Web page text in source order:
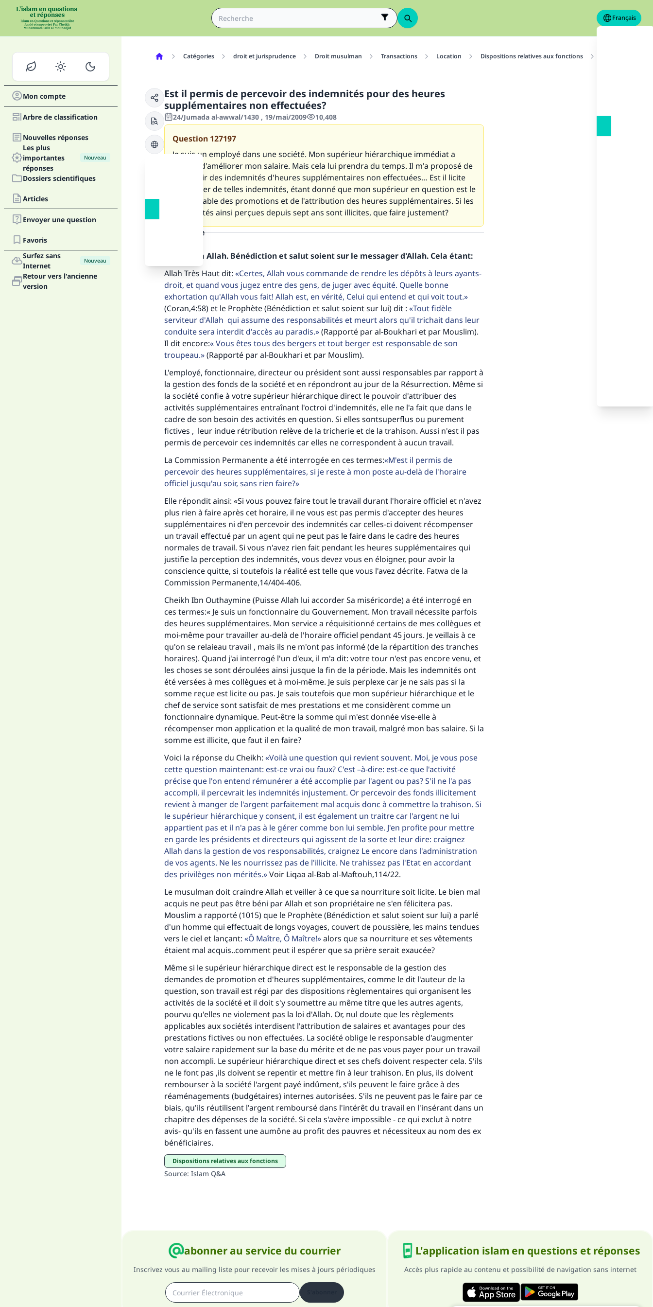
Français
Mon compte
Arbre de classification
Nouvelles réponses
Les plus
importantes
réponses
Nouveau
Dossiers scientifiques
Articles
Envoyer une question
Favoris
Surfez sans
Internet
Nouveau
Retour vers l'ancienne
version
Catégories droit et jurisprudence Droit musulman Transactions Location Dispositions relatives aux fonctions
Est il permis de percevoir des indemnités pour des heures
supplémentaires non effectuées?
24/Jumada al-awwal/1430 , 19/mai/2009 10,408
Question 127197
Je suis un employé dans une société. Mon supérieur hiérarchique immédiat a
promis d'améliorer mon salaire. Mais cela lui prendra du temps. Il m'a proposé de
percevoir des indemnités d'heures supplémentaires non effectuées… Est il licite
d'accepter de telles indemnités, étant donné que mon supérieur en question est le
responsable des promotions et de l'attribution des heures supplémentaires. Si les
indemnités ainsi perçues depuis sept ans sont illicites, que faire justement?
la réponse
Louange à Allah. Bénédiction et salut soient sur le messager d'Allah. Cela étant:
Allah Très Haut dit:
Certes, Allah vous commande de rendre les dépôts à leurs ayants-
droit, et quand vous jugez entre des gens, de juger avec équité. Quelle bonne
exhortation qu'Allah vous fait! Allah est, en vérité, Celui qui entend et qui voit tout.
(Coran,4:58) et le Prophète (Bénédiction et salut soient sur lui) dit : Tout fidèle
serviteur d'Allah qui assume des responsabilités et meurt alors qu'il trichait dans leur
conduite sera interdit d'accès au paradis. (Rapporté par al-Boukhari et par Mouslim).
Il dit encore: Vous êtes tous des bergers et tout berger est responsable de son
troupeau. (Rapporté par al-Boukhari et par Mouslim).
L'employé, fonctionnaire, directeur ou président sont aussi responsables par rapport à
la gestion des fonds de la société et en répondront au jour de la Résurrection. Même si
la société confie à votre supérieur hiérarchique direct le pouvoir d'attribuer des
activités supplémentaires entraînant l'octroi d'indemnités, elle ne l'a fait que dans le
cadre de son besoin des activités en question. Si elles sontsuperflus ou purement
fictives , leur indue rétribution relève de la tricherie et de la trahison. Aussi n'est il pas
permis de percevoir ces indemnités car elles ne correspondent à aucun travail.
La Commission Permanente a été interrogée en ces termes: M'est il permis de
percevoir des heures supplémentaires, si je reste à mon poste au-delà de l'horaire
officiel jusqu'au soir, sans rien faire?
Elle répondit ainsi: «Si vous pouvez faire tout le travail durant l'horaire officiel et n'avez
plus rien à faire après cet horaire, il ne vous est pas permis d'accepter des heures
supplémentaires ni d'en percevoir des indemnités car celles-ci doivent récompenser
un travail effectué par un agent qui ne peut pas le faire dans le cadre des heures
normales de travail. Si vous n'avez rien fait pendant les heures supplémentaires qui
justifie la perception des indemnités, vous devez vous en éloigner, pour avoir la
conscience quitte, si toutefois la réalité est telle que vous l'avez décrite. Fatwa de la
Commission Permanente,14/404-406.
Cheikh Ibn Outhaymine (Puisse Allah lui accorder Sa miséricorde) a été interrogé en
ces termes:« Je suis un fonctionnaire du Gouvernement. Mon travail nécessite parfois
des heures supplémentaires. Mon service a réquisitionné certains de mes collègues et
moi-même pour travailler au-delà de l'horaire officiel pendant 45 jours. Je veillais à ce
qu'on se relaieau travail , mais ils ne m'ont pas informé (de la répartition des tranches
horaires). Quand j'ai interrogé l'un d'eux, il m'a dit: votre tour n'est pas encore venu, et
les choses se sont déroulées ainsi jusque la fin de la période. Mais les indemnités ont
été versées à mes collègues et à moi-même. Je suis perplexe car je ne sais pas si la
somme reçue est licite ou pas. Je sais toutefois que mon supérieur hiérarchique et le
chef de service sont satisfait de mes prestations et me considèrent comme un
fonctionnaire dynamique. Peut-être la somme qui m'est donnée vise-elle à
récompenser mon application et la qualité de mon travail, malgré mon bas salaire. Si la
somme est illicite, que faut il en faire?
Voici la réponse du Cheikh: Voilà une question qui revient souvent. Moi, je vous pose
cette question maintenant: est-ce vrai ou faux? C'est –à-dire: est-ce que l'activité
précise que l'on entend rémunérer a été accomplie par l'agent ou pas? S'il ne l'a pas
accompli, il percevrait les indemnités injustement. Or percevoir des fonds illicitement
revient à manger de l'argent parfaitement mal acquis donc à commettre la trahison. Si
le supérieur hiérarchique y consent, il est également un traitre car l'argent ne lui
appartient pas et il n'a pas à le gérer comme bon lui semble. J'en profite pour mettre
en garde les présidents et directeurs qui agissent de la sorte et leur dire: craignez
Allah dans la gestion de vos responsabilités, craignez Le encore dans l'administration
de vos agents. Ne les nourrissez pas de l'illicite. Ne trahissez pas l'Etat en accordant
des privilèges non mérités. Voir Liqaa al-Bab al-Maftouh,114/22.
Le musulman doit craindre Allah et veiller à ce que sa nourriture soit licite. Le bien mal
acquis ne peut pas être béni par Allah et son propriétaire ne s'en félicitera pas.
Mouslim a rapporté (1015) que le Prophète (Bénédiction et salut soient sur lui) a parlé
d'un homme qui effectuait de longs voyages, couvert de poussière, les mains tendues
vers le ciel et lançant:
Ô Maître, Ô Maître! alors que sa nourriture et ses vêtements
étaient mal acquis..comment peut il espérer que sa prière serait exaucée?
Même si le supérieur hiérarchique direct est le responsable de la gestion des
demandes de promotion et d'heures supplémentaires, comme le dit l'auteur de la
question, son travail est régi par des dispositions règlementaires qui organisent les
activités de la société et il doit s'y soumettre au même titre que les autres agents,
pourvu qu'elles ne violement pas la loi d'Allah. Or, nul doute que les règlements
applicables aux sociétés interdisent l'attribution de salaires et avantages pour des
prestations fictives ou non effectuées. La société oblige le responsable d'augmenter
votre salaire rapidement sur la base du mérite et de ne pas vous payer pour un travail
non accompli. Le supérieur hiérarchique direct et ses chefs doivent respecter cela. S'ils
ne le font pas ,ils doivent se repentir et mettre fin à leur trahison. En plus, ils doivent
rembourser à la société l'argent payé indûment, s'ils peuvent le faire grâce à des
réaménagements (budgétaires) internes autorisées. S'ils ne peuvent pas le faire par ce
biais, qu'ils réutilisent l'argent remboursé dans l'intérêt du travail en l'insérant dans un
chapitre des dépenses de la société. Si cela s'avère impossible - ce qui exclut à notre
avis- qu'ils en fassent une aumône au profit des pauvres et nécessiteux au nom des ex
bénéficiaires.
Dispositions relatives aux fonctions
Source: Islam Q&A
abonner au service du courrier
Inscrivez vous au mailing liste pour recevoir les mises à jours périodiques
L'application islam en questions et réponses
Accès plus rapide au contenu et possibilité de navigation sans internet
Faites une différence dans la vie de millions de
personnes grâce à votre contribution
Aidez nous à apporter des réponses.
Le Messager d'Allah (Paix sur lui) a dit:
"Celui qui indique une bonne action obtient la même récompense
que celui qui le fait."
(MOUSLIM 1893)
Soutenez IslamQA